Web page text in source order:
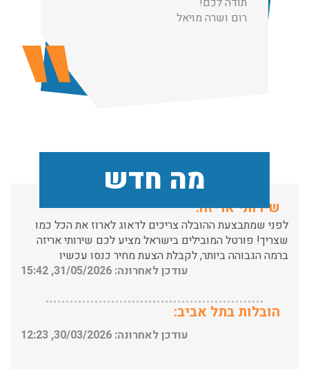
רום ושרה מויאל
מה חדש
עודכן לאחרונה: 24/02/2026, 10:42
העברת פריטים כבדים עם מנוף בפרדס חנה ואפשרות הובלת
שירותי אריזה:
לפני שמתבצעת ההובלה צריכים לדאוג לארוז את הכל כמו
שצריך! פורטל המובילים בישראל מציע לכם שירותי אריזה
ברמה הגבוהה ביותר, לקבלת הצעת מחיר כנסו עכשיו
עודכן לאחרונה: 31/05/2026, 15:42
הובלות בתל אביב:
עודכן לאחרונה: 30/03/2026, 12:23